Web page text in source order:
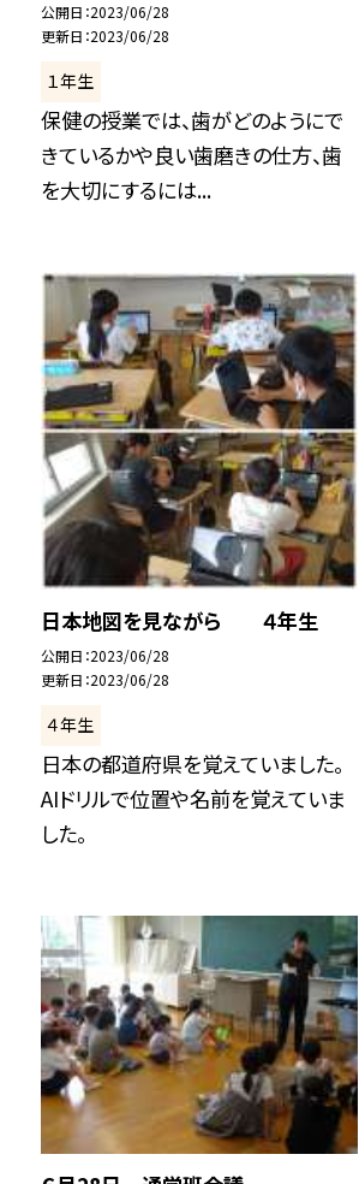
公開日 2023/06/28
更新日 2023/06/28
１年生
保健の授業では、歯がどのようにで
きているかや良い歯磨きの仕方、歯
を大切にするには...
日本地図を見ながら ４年生
公開日 2023/06/28
更新日 2023/06/28
４年生
日本の都道府県を覚えていました。
AIドリルで位置や名前を覚えていま
した。